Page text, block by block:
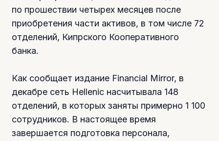
по прошествии четырех месяцев после
приобретения части активов, в том числе 72
отделений, Кипрского Кооперативного
банка.
Как сообщает издание Financial Mirror, в
декабре сеть Hellenic насчитывала 148
отделений, в которых заняты примерно 1 100
сотрудников. В настоящее время
завершается подготовка персонала,